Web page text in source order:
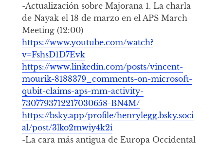
-Actualización sobre Majorana 1. La charla
de Nayak el 18 de marzo en el APS March
Meeting (12:00)
https://www.youtube.com/watch?
v=FshsD1D7Evk
https://www.linkedin.com/posts/vincent-
mourik-8188379_comments-on-microsoft-
qubit-claims-aps-mm-activity-
7307793712217030658-BN4M/
https://bsky.app/profile/henrylegg.bsky.soci
al/post/3lko2mwiy4k2i
-La cara más antigua de Europa Occidental